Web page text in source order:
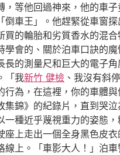
，等他回過神來，他的車
倒車王」。他趕緊從車窗
買的輪胎和劣質香水的混
學會的、關於泊車口訣的
長的測量尺和巨大的電子
「我新竹 健檢 、我沒有斜
行為，在這裡，你的車體
錦》的紀錄片，直到哭
一種近乎蔑視重力的姿態
上走出一個全身黑色皮
線上。「車影大人！」泊